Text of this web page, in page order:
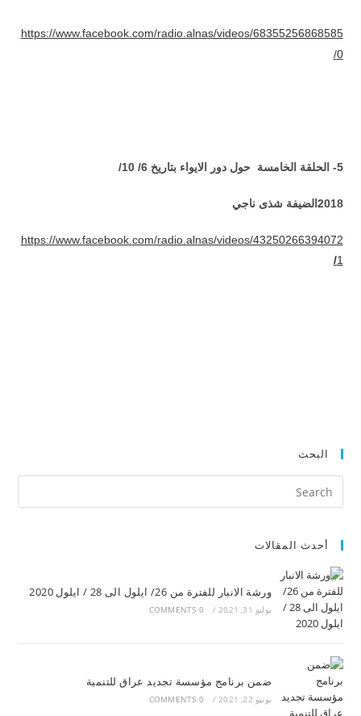
https://www.facebook.com/radio.alnas/videos/68355256868585
0/
5- الحلقة الخامسة حول دور الايواء بتاريخ 6/ 10/
2018الضيفة شذى ناجي
https://www.facebook.com/radio.alnas/videos/43250266394072
1
/
البحث
أحدث المقالات
ورشة الانبار للفترة من 26/ ايلول الى 28 / ايلول 2020
يوليو 31, 2021 /
0 COMMENTS
ضمن برنامج مؤسسة تجديد عراق للتنمية
يونيو 22, 2021 /
0 COMMENTS